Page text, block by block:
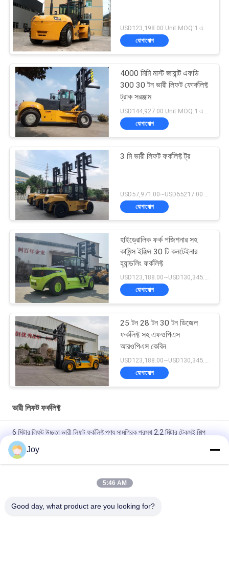
USD123,198.00 Unit MOQ:1 একক
যোগাযোগ
4000 মিমি মাস্ট জায়ান্ট এফডি
300 30 টন ভারী লিফট ফোর্কলিফ্ট
ট্রাক সরঞ্জাম
USD144,927.00 Unit MOQ:1 একক
যোগাযোগ
3 মি ভারী লিফট ফর্কলিফ্ট ট্র
USD57,971.00~USD65217.00 unit MOQ:1 একক
যোগাযোগ
হাইড্রোলিক ফর্ক পজিশনার সহ
কামিন্স ইঞ্জিন 30 টি কনটেইনার
হ্যান্ডলিং ফর্কলিফ্ট
USD123,188.00~USD130,345.00/ Unit MOQ:1 একক
যোগাযোগ
25 টন 28 টন 30 টন ডিজেল
ফর্কলিফ্ট সহ এফওপিএস
আরওপিএস কেবিন
USD123,188.00~USD130,345.00/ Unit MOQ:1 একক
যোগাযোগ
ভারী লিফট ফর্কলিফ্ট
6 মিটার লিফট উচ্চতা ভারী লিফট ফর্কলিফ্ট পণ্য সামগ্রিক প্রস্থ 2.2 মিটার টেকসই শিল্প
উপাদান হ্যান্ডলিং সরঞ্জাম
বক্স টাইপ ইনার আউটার মাস্ট কাউন্টারব্যালেন্স ফর্কলিফ্ট সামগ্রিক আকার
৭২০০x২৫৫০x৩৪৬০মিমি গুদামঘরের জন্য হেভি ডিউটি ​​লিফটিং ভেহিকেল
কাস্টমাইজড ই এম ভারী দায়িত্ব কাজ জন্য আদর্শ
Joy
5:46 AM
Good day, what product are you looking for?